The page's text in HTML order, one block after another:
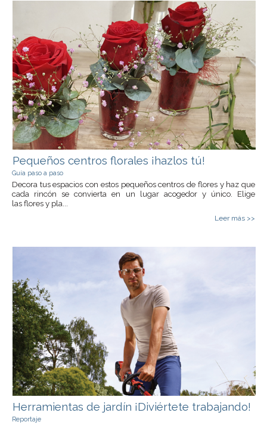
Pequeños centros florales ¡hazlos tú!
Guía paso a paso
Decora tus espacios con estos pequeños centros de flores y haz que
cada rincón se convierta en un lugar acogedor y único. Elige
las flores y pla...
Leer más >>
Herramientas de jardín ¡Diviértete trabajando!
Reportaje